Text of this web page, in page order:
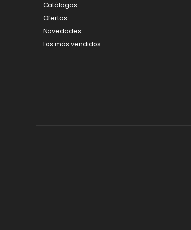
Catálogos
Ofertas
Novedades
Los más vendidos